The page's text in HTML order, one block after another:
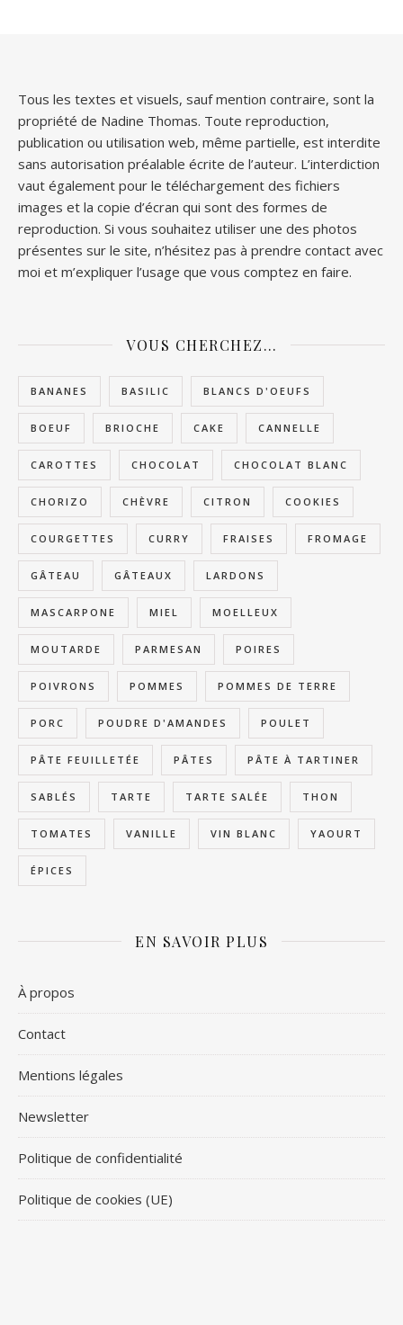
Tous les textes et visuels, sauf mention contraire, sont la
propriété de Nadine Thomas. Toute reproduction,
publication ou utilisation web, même partielle, est interdite
sans autorisation préalable écrite de l’auteur. L’interdiction
vaut également pour le téléchargement des fichiers
images et la copie d’écran qui sont des formes de
reproduction. Si vous souhaitez utiliser une des photos
présentes sur le site, n’hésitez pas à prendre contact avec
moi et m’expliquer l’usage que vous comptez en faire.
VOUS CHERCHEZ…
BANANES BASILIC BLANCS D'OEUFS
BOEUF BRIOCHE CAKE CANNELLE
CAROTTES CHOCOLAT CHOCOLAT BLANC
CHORIZO CHÈVRE CITRON COOKIES
COURGETTES CURRY FRAISES FROMAGE
GÂTEAU GÂTEAUX LARDONS
MASCARPONE MIEL MOELLEUX
MOUTARDE PARMESAN POIRES
POIVRONS POMMES POMMES DE TERRE
PORC POUDRE D'AMANDES POULET
PÂTE FEUILLETÉE PÂTES PÂTE À TARTINER
SABLÉS TARTE TARTE SALÉE THON
TOMATES VANILLE VIN BLANC YAOURT
ÉPICES
EN SAVOIR PLUS
À propos
Contact
Mentions légales
Newsletter
Politique de confidentialité
Politique de cookies (UE)